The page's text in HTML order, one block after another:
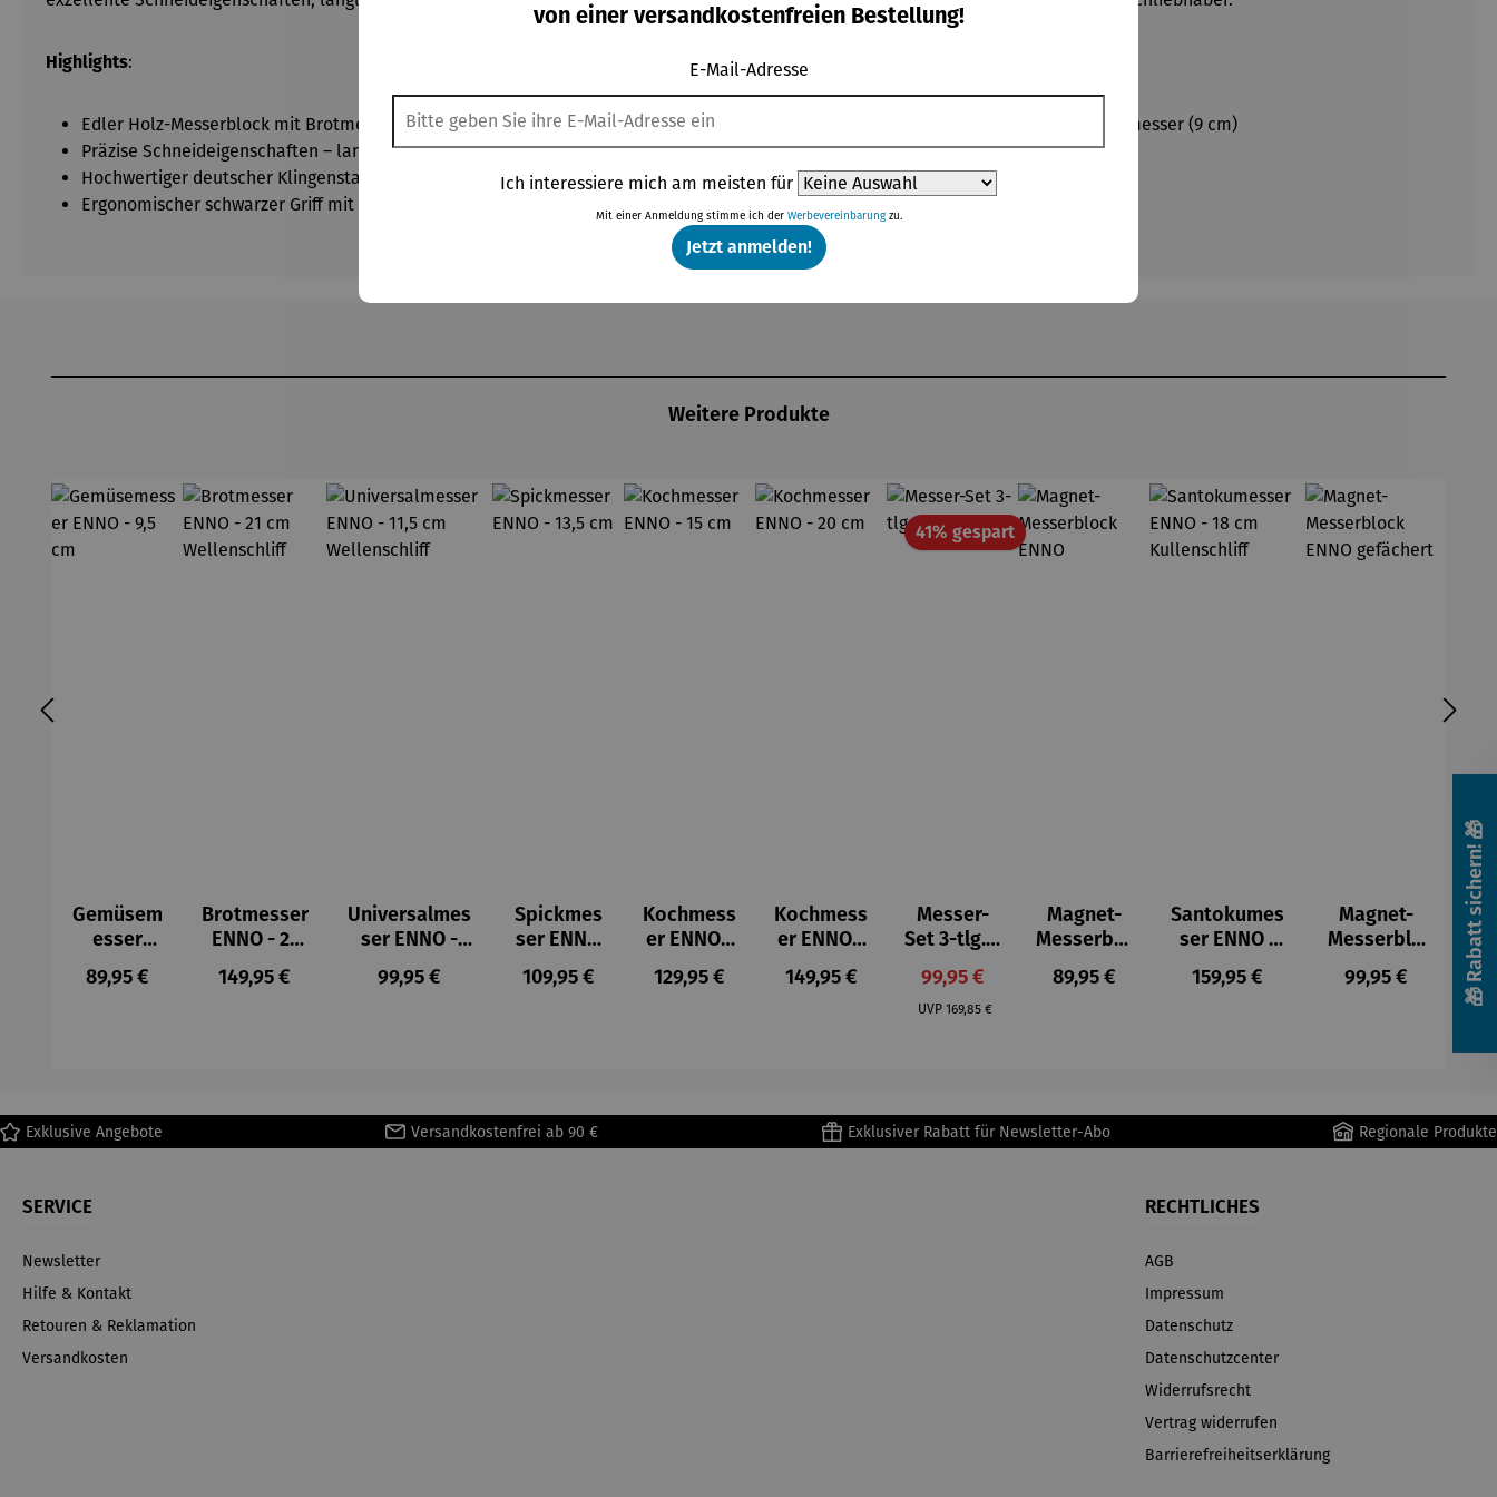
Highlights:
Edler Holz-Messerblock mit Brotmesser (20 cm), Kochmesser (20 cm), Santokumesser (18 cm), Allzweckmesser (13 cm) und Gemüsemesser (9 cm)
Präzise Schneideigenschaften – langlebige Schärfe, hohe Korrosionsbeständigkeit, perfekte Balance
Hochwertiger deutscher Klingenstahl (1.4116, HRC 57), 7-fach wärmebehandelt
Ergonomischer schwarzer Griff mit durchgehendem Erl und eleganter Niete
Weitere Produkte
Gemüsem
esser
ENNO - 9,5
cm
Regulärer Preis:
89,95 €
Brotmesser
ENNO - 21
Wellenschli
Regulärer Preis:
149,95 €
Universalmes
ser ENNO -
11,5 cm
Wellenschliff
Regulärer Preis:
99,95 €
Spickmes
ser ENNO
- 13,5 cm
Regulärer Preis:
109,95 €
Kochmess
er ENNO -
Regulärer Preis:
129,95 €
Kochmess
er ENNO -
20 cm
Regulärer Preis:
149,95 €
41% gespartRabatt
Messer-
Set 3-tlg. –
ACURO
Verkaufspreis:
99,95 €
UVPRegulärer Preis:
169,85 €
Magnet-
Messerblo
ck ENNO
Regulärer Preis:
89,95 €
Santokumes
ser ENNO -
Kullenschliff
Regulärer Preis:
159,95 €
Magnet-
Messerblo
ck ENNO
gefächert
Regulärer Preis:
99,95 €
Exklusive Angebote Versandkostenfrei ab 90 € Exklusiver Rabatt für Newsletter-Abo Regionale Produkte
SERVICE
Newsletter
Hilfe & Kontakt
Retouren & Reklamation
Versandkosten
RECHTLICHES
AGB
Impressum
Datenschutz
Datenschutzcenter
Widerrufsrecht
Vertrag widerrufen
Barrierefreiheitserklärung
🎁 Rabatt sichern! 🎁
von einer versandkostenfreien Bestellung!
E-Mail-Adresse
Ich interessiere mich am meisten für
Mit einer Anmeldung stimme ich der Werbevereinbarungzu.
Jetzt anmelden!